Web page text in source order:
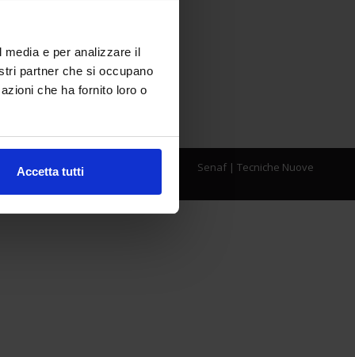
e per analizzare il
partner che si occupano
che ha fornito loro o
Accetta tutti Senaf| Tecniche Nuove